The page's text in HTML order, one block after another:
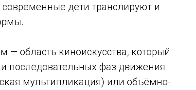
дети транслируют и
область киноискусства, который
последовательных фаз движения
мультипликация) или объёмно-